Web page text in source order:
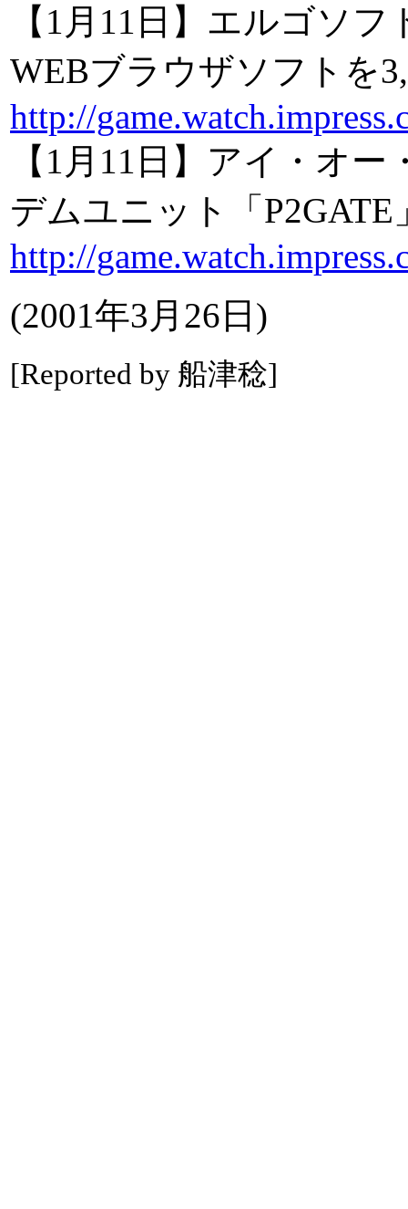
【1月11日】エルゴソ
WEBブラウザソフトを
http://
【1月11日】アイ・オ
デムユニット「P2GATE
http://
(2001年3月26日)
[Reported by 船津稔]